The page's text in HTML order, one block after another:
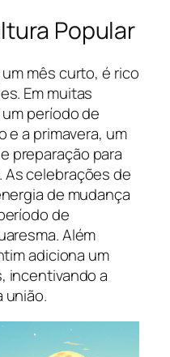
Popular
mês curto, é rico
Em muitas
período de
e a primavera, um
preparação para
celebrações de
de mudança
de
Além
adiciona um
incentivando a
união.